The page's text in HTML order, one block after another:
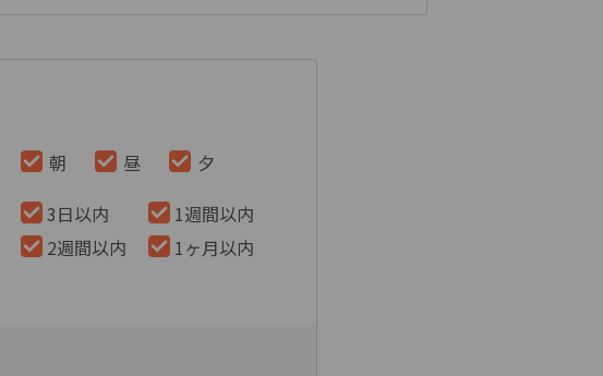
朝 昼 夕
3日以内
1週間以内
2週間以内
1ヶ月以内